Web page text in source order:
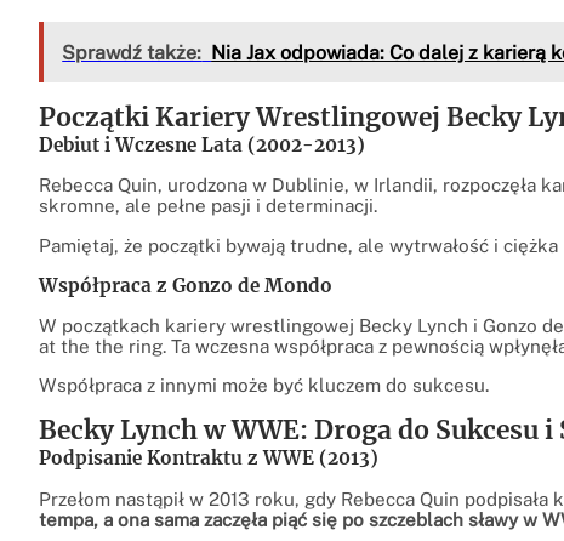
Sprawdź także: Nia Jax odpowiada: Co dalej z karierą
Początki Kariery Wrestlingowej Becky
Debiut i Wczesne Lata (2002-2013)
Rebecca Quin, urodzona w Dublinie, w Irlandii, rozpoczęła
skromne, ale pełne pasji i determinacji.
Pamiętaj, że początki bywają trudne, ale wytrwałość i
Współpraca z Gonzo de Mondo
W początkach kariery wrestlingowej Becky Lynch i Gonzo
at the the ring. Ta wczesna współpraca z pewnością
Współpraca z innymi może być kluczem do sukcesu.
Becky Lynch w WWE: Droga do Sukcesu i
Podpisanie Kontraktu z WWE (2013)
Przełom nastąpił w 2013 roku, gdy Rebecca Quin podpisała
tempa, a ona sama zaczęła piąć się po szczeblach sławy w